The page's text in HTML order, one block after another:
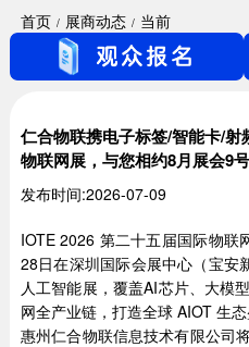
首页 展商动态 当前
仁合物联携电子标签/智能卡/
物联网展，与您相约8月展会9
发布时间:2026-07-09
IOTE 2026 第二十五届国际物联
28日在深圳国际会展中心（宝安
人工智能展，覆盖AI芯片、大模
网全产业链，打造全球 AIOT 生态
惠州仁合物联信息技术有限公司